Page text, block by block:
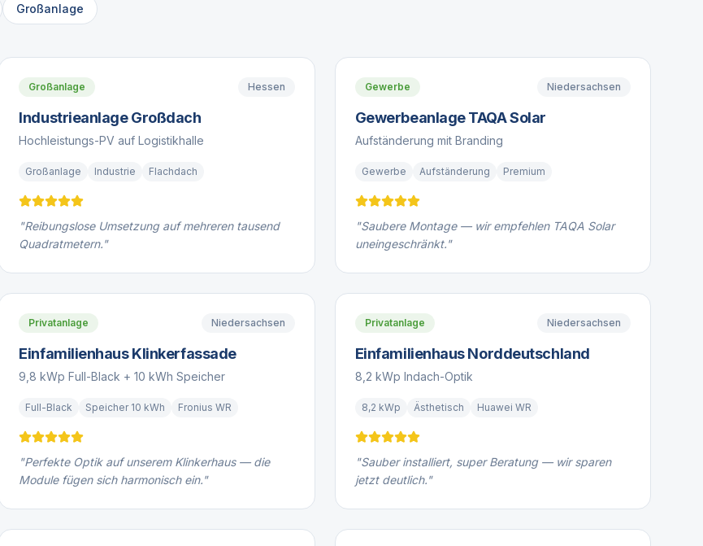
Großanlage
Großanlage Hessen
Industrieanlage Großdach
Hochleistungs-PV auf Logistikhalle
Großanlage Industrie Flachdach
"Reibungslose Umsetzung auf mehreren tausend
Quadratmetern."
Gewerbe Niedersachsen
Gewerbeanlage TAQA Solar
Aufständerung mit Branding
Gewerbe Aufständerung Premium
"Saubere Montage — wir empfehlen TAQA Solar
uneingeschränkt."
Privatanlage Niedersachsen
Einfamilienhaus Klinkerfassade
9,8 kWp Full-Black + 10 kWh Speicher
Full-Black Speicher 10 kWh Fronius WR
"Perfekte Optik auf unserem Klinkerhaus — die
Module fügen sich harmonisch ein."
Privatanlage Niedersachsen
Einfamilienhaus Norddeutschland
8,2 kWp Indach-Optik
8,2 kWp Ästhetisch Huawei WR
"Sauber installiert, super Beratung — wir sparen
jetzt deutlich."